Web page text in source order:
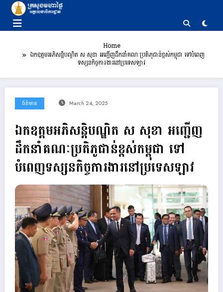
content
Home
ឯកឧត្តមអភិសន្តិបណ្ឌិត ស សុខា អញ្ជើញដឹកនាំគណៈប្រតិភូជាន់ខ្ពស់កម្ពុជា ទៅបំពេញ
ទស្សនកិច្ចការងារនៅប្រទេសឡាវ
ព័ត៌មាន March 24, 2025
ឯកឧត្តមអភិសន្តិបណ្ឌិត ស សុខា អញ្ជើញ
ដឹកនាំគណៈប្រតិភូជាន់ខ្ពស់កម្ពុជា ទៅ
បំពេញទស្សនកិច្ចការងារនៅប្រទេសឡាវ